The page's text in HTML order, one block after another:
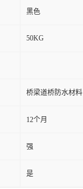
黑色
50KG
桥梁道桥防水材料
12个月
强
是